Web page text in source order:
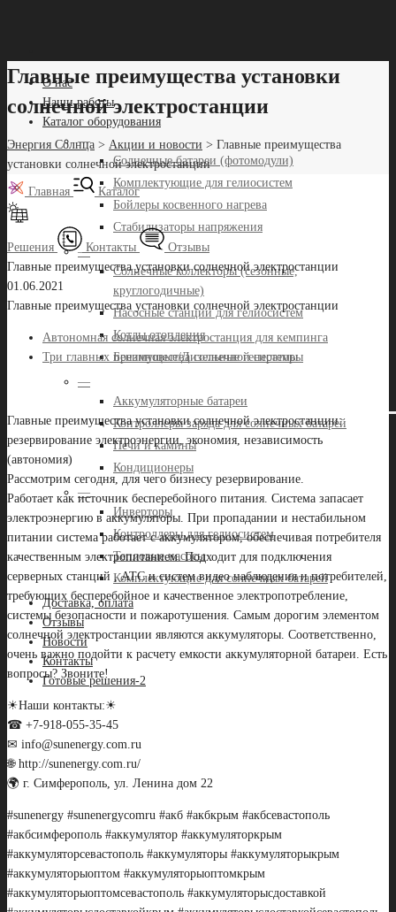
О нас
Наши работы
Каталог оборудования
—
Солнечные батареи (фотомодули)
Комплектующие для гелиосистем
Бойлеры косвенного нагрева
Стабилизаторы напряжения
—
Солнечные коллекторы (сезонные,
круглогодичные)
Насосные станции для гелиосистем
Котлы отопления
Бензиновые/Дизельные генераторы
—
Аккумуляторные батареи
Контроллеры заряда для солнечных батарей
Печи и камины
Кондиционеры
—
Инверторы
Контроллеры для гелиосистем
Тепловые насосы
Комплектующие для солнечных батарей
Доставка, оплата
Отзывы
Новости
Контакты
Готовые решения-2
Главные преимущества установки
солнечной электростанции
Энергия Солнца > Акции и новости > Главные преимущества
установки солнечной электростанции
Главная Каталог
Решения Контакты
Отзывы
Главные преимущества установки солнечной электростанции
01.06.2021
Главные преимущества установки солнечной электростанции
Автономная солнечная электростанция для кемпинга
Три главных преимущества солнечной системы
Главные преимущества установки солнечной электростанции:
резервирование электроэнергии, экономия, независимость
(автономия)
Рассмотрим сегодня, для чего бизнесу резервирование.
Работает как источник бесперебойного питания. Система запасает
электроэнергию в аккумуляторы. При пропадании и нестабильном
питании система работает с аккумулятором, обеспечивая потребителя
качественным электропитанием. Подходит для подключения
серверных станций , АТС и систем видео наблюдения и потребителей,
требующих бесперебойное и качественное электропотребление,
системы безопасности и пожаротушения. Самым дорогим элементом
солнечной электростанции являются аккумуляторы. Соответственно,
очень важно подойти к расчету емкости аккумуляторной батареи. Есть
вопросы? Звоните!
☀Наши контакты:☀
☎ +7-918-055-35-45
✉ info@sunenergy.com.ru
🌐 http://sunenergy.com.ru/
🌍 г. Симферополь, ул. Ленина дом 22
#sunenergy #sunenergycomru #акб #акбкрым #акбсевастополь
#акбсимферополь #аккумулятор #аккумуляторкрым
#аккумуляторсевастополь #аккумуляторы #аккумуляторыкрым
#аккумуляторыоптом #аккумуляторыоптомкрым
#аккумуляторыоптомсевастополь #аккумуляторысдоставкой